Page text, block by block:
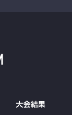
大会結果